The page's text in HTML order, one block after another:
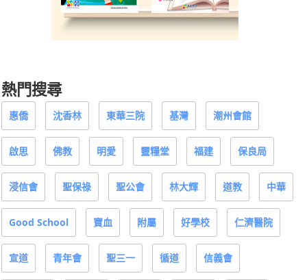
熱門搜尋
惠僑 沈香林 東華三院 基灣 潮州會館
啟思 佛教 明愛 靈糧堂 福建 保良局
浸信會 聖保祿 聖公會 林大輝 道教 中華
Good School 寶血 附屬 好學校 仁濟醫院
宣道 青年會 聖三一 循道 信義會